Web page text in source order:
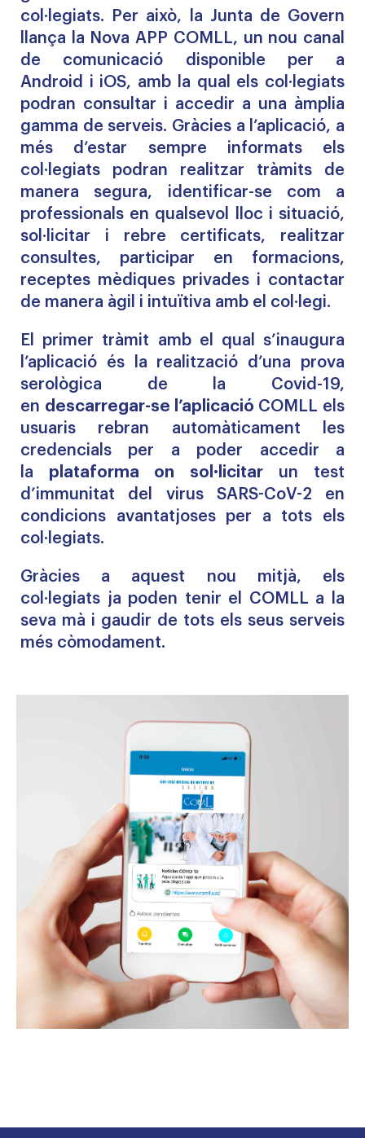
col·legiats. Per això, la Junta de Govern
llança la Nova APP COMLL, un nou canal
de comunicació disponible per a
Android
i iOS, amb la qual els col·legiats
podran consultar i accedir a una àmplia
gamma de serveis. Gràcies a l’aplicació, a
més d’estar sempre informats els
col·legiats podran realitzar tràmits de
manera segura, identificar-se com a
professionals en qualsevol lloc i situació,
sol·licitar i rebre certificats, realitzar
consultes, participar en formacions,
receptes mèdiques privades i contactar
de manera àgil i intuïtiva amb el col·legi.
El primer tràmit amb el qual s’inaugura
l’aplicació és la realització d’una prova
serològica de la Covid-19,
en descarregar-se l’aplicació COMLL els
usuaris rebran automàticament les
credencials per a poder accedir a
la plataforma on sol·licitar un test
d’immunitat del virus SARS-CoV-2 en
condicions avantatjoses per a tots els
col·legiats.
Gràcies a aquest nou mitjà, els
col·legiats ja poden tenir el COMLL a la
seva mà i gaudir de tots els seus serveis
més còmodament.